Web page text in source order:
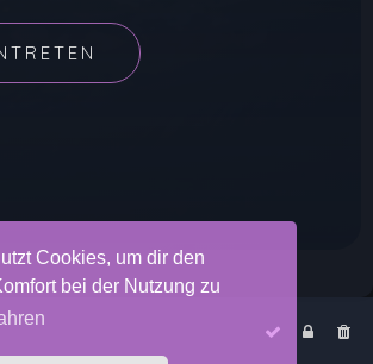
Cookies, um dir den
bei der Nutzung zu